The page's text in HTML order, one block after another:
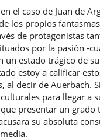
el caso de Juan de
los propios
de protagonistas
por la pasión -
un estado trágico de
estoy a calificar
al decir de Auerbach.
para llegar a
presentar un grado
su absoluta